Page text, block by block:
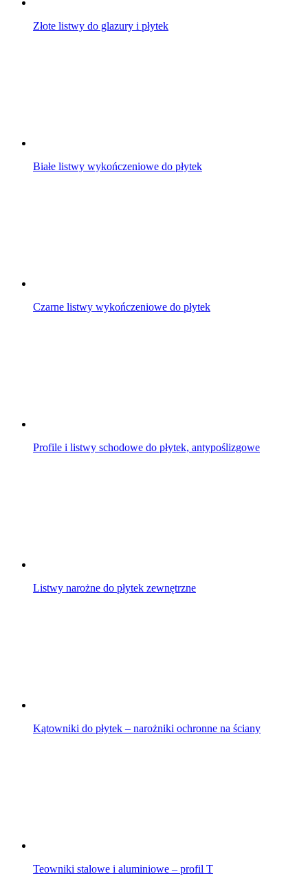
Złote listwy do glazury i płytek
Białe listwy wykończeniowe do płytek
Czarne listwy wykończeniowe do płytek
Profile i listwy schodowe do płytek, antypoślizgowe
Listwy narożne do płytek zewnętrzne
Kątowniki do płytek – narożniki ochronne na ściany
Teowniki stalowe i aluminiowe – profil T